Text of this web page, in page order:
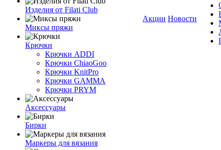
Изделия от Filati Club
Миксы пряжи
Крючки
Крючки ADDI
Крючки ChiaoGoo
Крючки KnitPro
Крючки GAMMA
Крючки PRYM
Аксессуары
Бирки
Маркеры для вязания
Акции Новости